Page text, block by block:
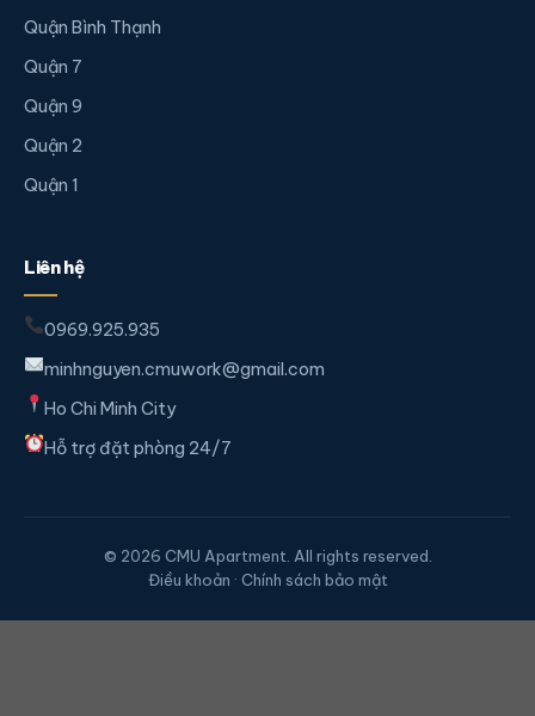
Quận Bình Thạnh
Quận 7
Quận 9
Quận 2
Quận 1
Liên hệ
0969.925.935
minhnguyen.cmuwork@gmail.com
Ho Chi Minh City
Hỗ trợ đặt phòng 24/7
© 2026 CMU Apartment. All rights reserved.
Điều khoản · Chính sách bảo mật